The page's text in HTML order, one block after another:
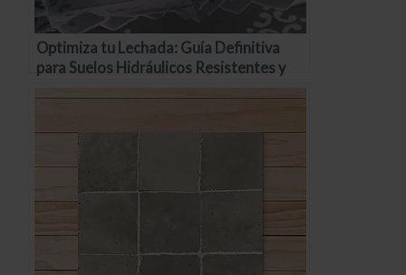
Optimiza tu Lechada: Guía Definitiva
para Suelos Hidráulicos Resistentes y